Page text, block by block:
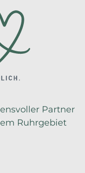
Partner
Ruhrgebiet